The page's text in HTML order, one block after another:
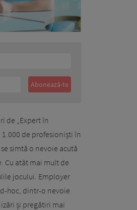
de „Expert în
de profesioniști în
simtă o nevoie acută
Cu atât mai mult de
jocului. Employer
hoc, dintr-o nevoie
și pregătiri mai